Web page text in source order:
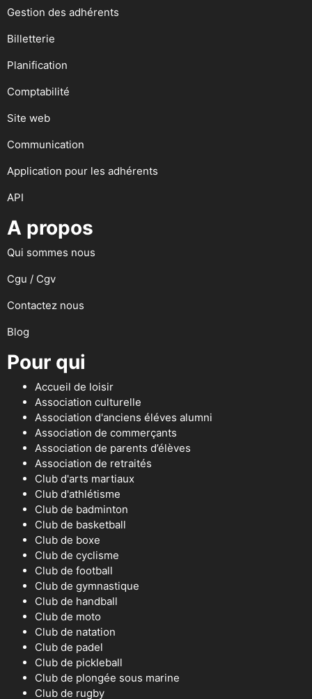
Gestion des adhérents
Billetterie
Planification
Comptabilité
Site web
Communication
Application pour les adhérents
API
A propos
Qui sommes nous
Cgu / Cgv
Contactez nous
Blog
Pour qui
Accueil de loisir
Association culturelle
Association d'anciens éléves alumni
Association de commerçants
Association de parents d’élèves
Association de retraités
Club d'arts martiaux
Club d'athlétisme
Club de badminton
Club de basketball
Club de boxe
Club de cyclisme
Club de football
Club de gymnastique
Club de handball
Club de moto
Club de natation
Club de padel
Club de pickleball
Club de plongée sous marine
Club de rugby